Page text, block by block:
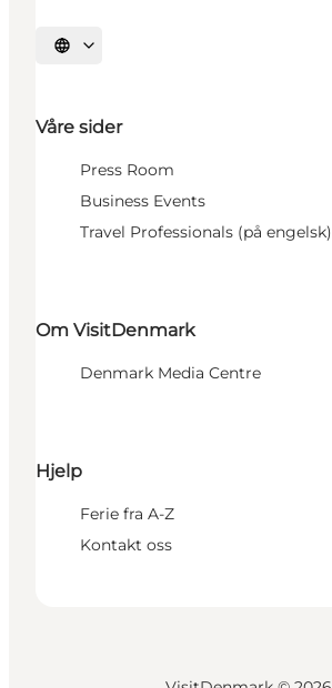
Velg språk
Våre sider
Press Room
Business Events
Travel Professionals (på engelsk)
Om VisitDenmark
Denmark Media Centre
Hjelp
Ferie fra A-Z
Kontakt oss